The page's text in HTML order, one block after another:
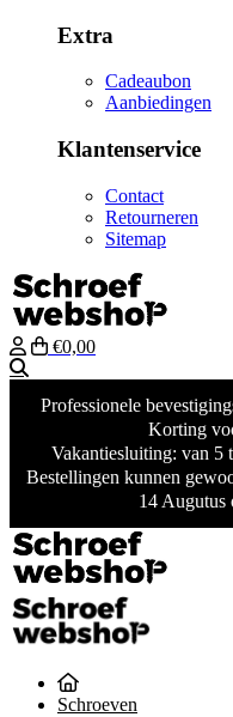
Extra
Cadeaubon
Aanbiedingen
Klantenservice
Contact
Retourneren
Sitemap
€0,00
Professionele
Korting
Vakantiesluiting: van 5
Bestellingen kunnen
14 Augutus
Schroeven